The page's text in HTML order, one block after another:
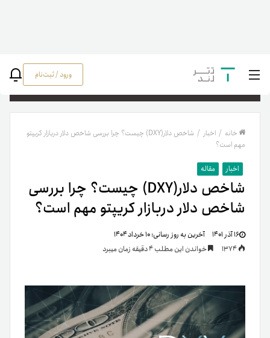
ورود / ثبت‌نام
خانه / اخبار /
شاخص دلار(DXY) چیست؟ چرا بررسی شاخص دلار دربازار کریپتو
مهم است؟
اخبار مقاله
شاخص دلار(DXY) چیست؟ چرا بررسی
شاخص دلار دربازار کریپتو مهم است؟
۱۶ آذر ۱۴۰۱ آخرین به روز رسانی:۱۰ خرداد ۱۴۰۴
خواندن این مطلب 4 دقیقه زمان میبرد